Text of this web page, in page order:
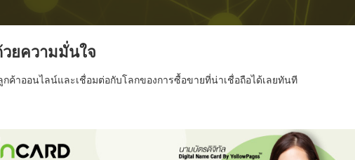
ยความมั่นใจ
ค้าออนไลน์และเชื่อมต่อกับโลกของการซื้อขายที่น่าเชื่อถือได้เลยทันที